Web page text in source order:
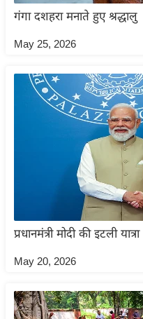
भू
स्तं
.
चा
प
र
गंगा दशहरा मनाते हुए श्रद्धालु
May 25, 2026
प्रधानमंत्री मोदी की इटली यात्रा
May 20, 2026